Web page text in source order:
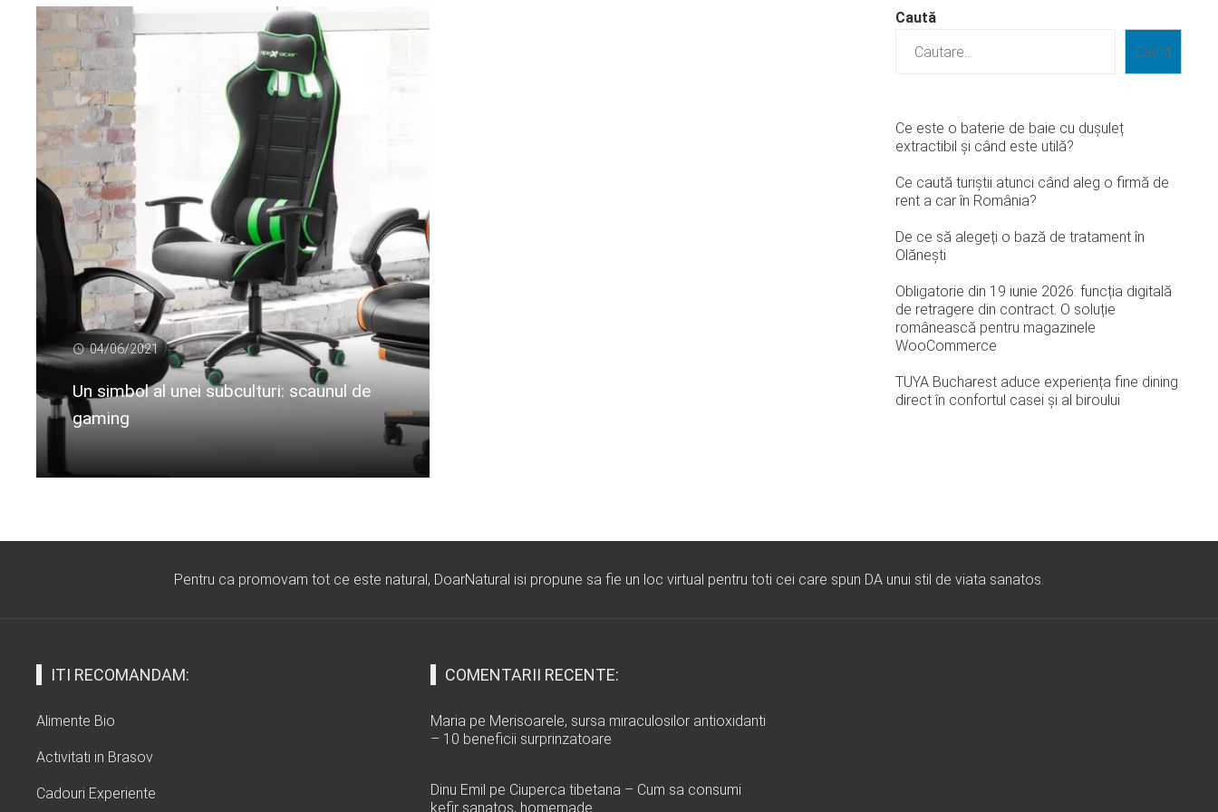
04/06/2021
Un simbol al unei subculturi: scaunul de
gaming
Caută
Caută
Ce este o baterie de baie cu dușuleț
extractibil și când este utilă?
Ce caută turiștii atunci când aleg o firmă de
rent a car în România?
De ce să alegeți o bază de tratament în
Olănești
Obligatorie din 19 iunie 2026: funcția digitală
de retragere din contract. O soluție
românească pentru magazinele
WooCommerce
TUYA Bucharest aduce experiența fine dining
direct în confortul casei și al biroului
Pentru ca promovam tot ce este natural, DoarNatural isi propune sa fie un loc virtual pentru toti cei care spun DA unui stil de viata sanatos.
ITI RECOMANDAM:
Alimente Bio
Activitati in Brasov
Cadouri Experiente
COMENTARII RECENTE:
Maria pe Merisoarele, sursa miraculosilor antioxidanti
– 10 beneficii surprinzatoare
Dinu Emil pe Ciuperca tibetana – Cum sa consumi
kefir sanatos, homemade